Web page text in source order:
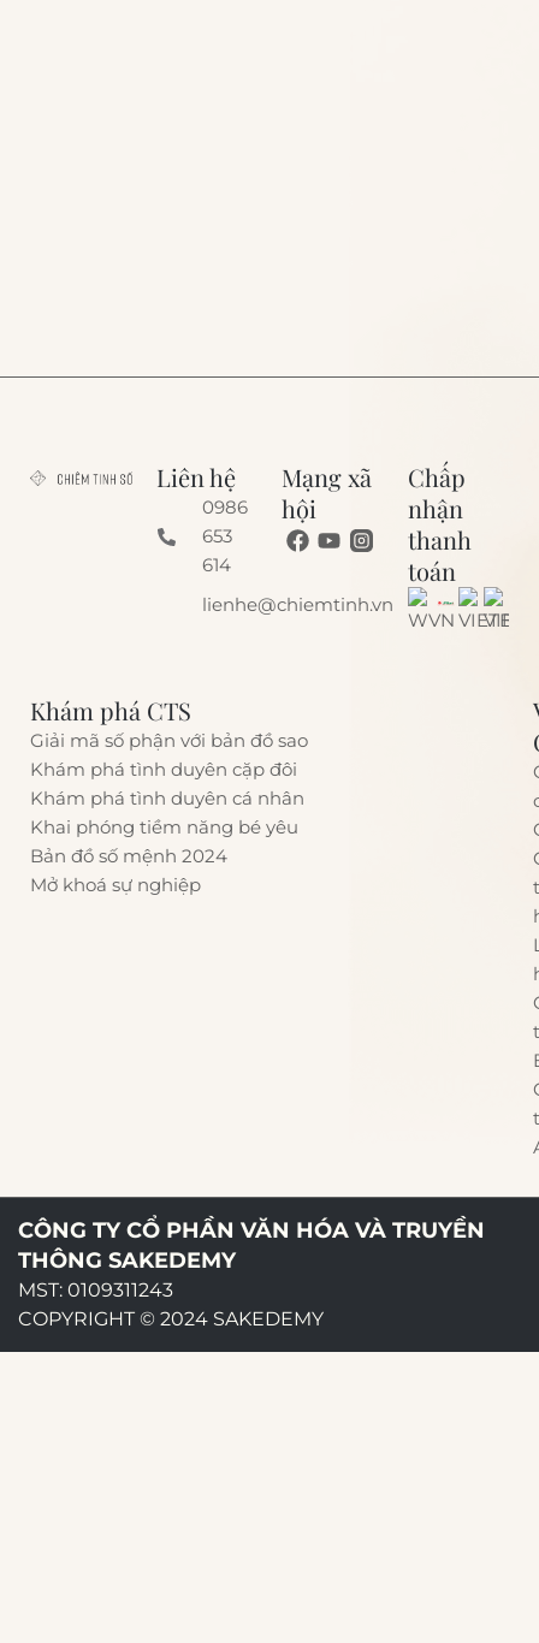
Liên hệ
0986
653
614
lienhe@chiemtinh.vn
Mạng xã
hội
Chấp
nhận
thanh
toán
Khám phá CTS
Giải mã số phận với bản đồ sao
Khám phá tình duyên cặp đôi
Khám phá tình duyên cá nhân
Khai phóng tiềm năng bé yêu
Bản đồ số mệnh 2024
Mở khoá sự nghiệp
CÔNG TY CỔ PHẦN VĂN HÓA VÀ TRUYỀN
THÔNG SAKEDEMY
MST: 0109311243
COPYRIGHT © 2024 SAKEDEMY